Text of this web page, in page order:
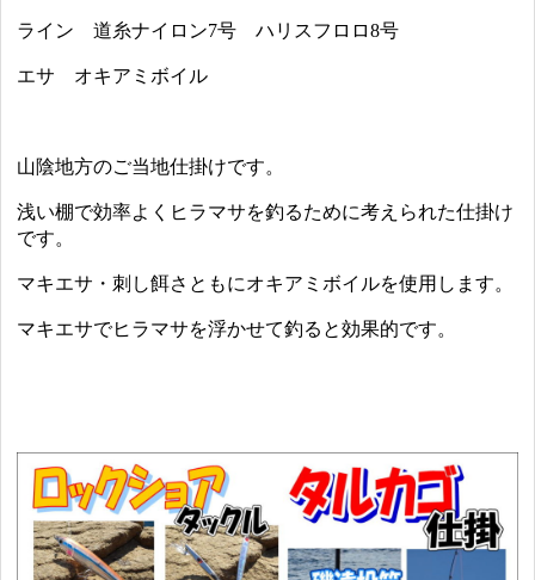
ライン 道糸ナイロン7号 ハリスフロロ8号
エサ オキアミボイル
山陰地方のご当地仕掛けです。
浅い棚で効率よくヒラマサを釣るために考えられた仕掛け
です。
マキエサ・刺し餌さともにオキアミボイルを使用します。
マキエサでヒラマサを浮かせて釣ると効果的です。